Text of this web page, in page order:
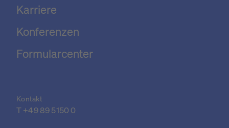
Karriere
Konferenzen
Formularcenter
Kontakt
T +49 89 5150 0